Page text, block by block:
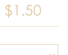
$1.50